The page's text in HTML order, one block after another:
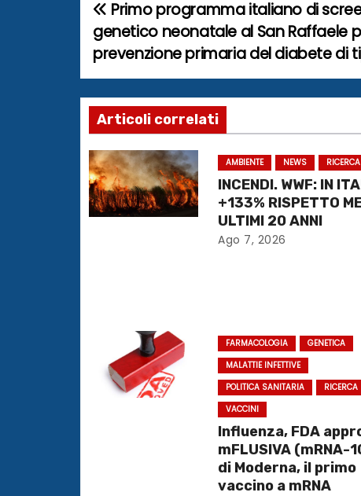
N
a
v
i
g
a
z
a
Primo programma italiano di
genetico neonatale al San Raffaele
prevenzione primaria del diabete di
Articoli correlati
AMBIENTE NEWS RICERCA
INCENDI. WWF: IN
+133% RISPETTO
ULTIMI 20 ANNI
Ago 7, 2026
FARMACOLOGIA
GENETICA
MALATTIE INFETTIVE
POLITICA SANITARIA
RICERCA
VACCINI
Influenza, FDA
mFLUSIVA (mRNA-
di Moderna, il primo
vaccino a mRNA